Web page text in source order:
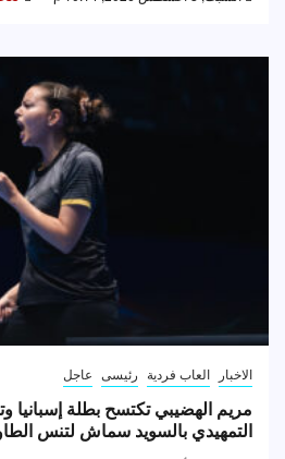
الاخبار العاب فردية رئيسى عاجل
مريم الهضيبي تكتسح بطلة إسبانيا
التمهيدي بالسويد سماش لتنس